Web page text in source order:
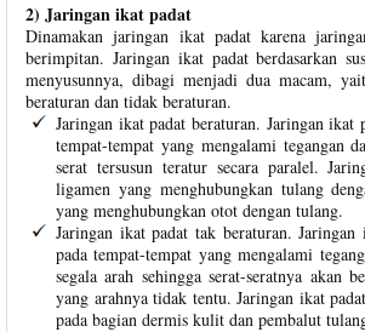
2) Jaringan ikat padat
Dinamakan jaringan ikat padat karena
berimpitan. Jaringan ikat padat berdasarkan
menyusunnya, dibagi menjadi dua macam,
beraturan dan tidak beraturan.
Jaringan ikat padat beraturan. Jaringan ikat
tempat-tempat yang mengalami tegangan
serat tersusun teratur secara paralel.
ligamen yang menghubungkan tulang
yang menghubungkan otot dengan tulang.
Jaringan ikat padat tak beraturan.
pada tempat-tempat yang mengalami
segala arah sehingga serat-seratnya akan
yang arahnya tidak tentu. Jaringan ikat
pada bagian dermis kulit dan pembalut